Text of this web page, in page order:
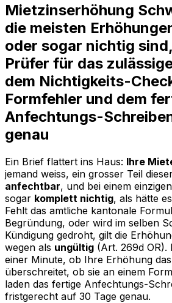
Mietzinserhöhung
die meisten
oder sogar nichtig
Prüfer für das
dem Nichtigkeits-
Formfehler und dem
Anfechtungs-
genau
Ein Brief flattert ins Haus: Ihre
jemand weiss, ein grosser Teil
anfechtbar, und bei einem
sogar komplett nichtig, als hätte
Fehlt das amtliche kantonale
Begründung, oder wird im selben
Kündigung gedroht, gilt die
wegen als ungültig (Art. 269d
einer Minute, ob Ihre Erhöhung
überschreitet, ob sie an einem
laden das fertige Anfechtungs-
fristgerecht auf 30 Tage genau.